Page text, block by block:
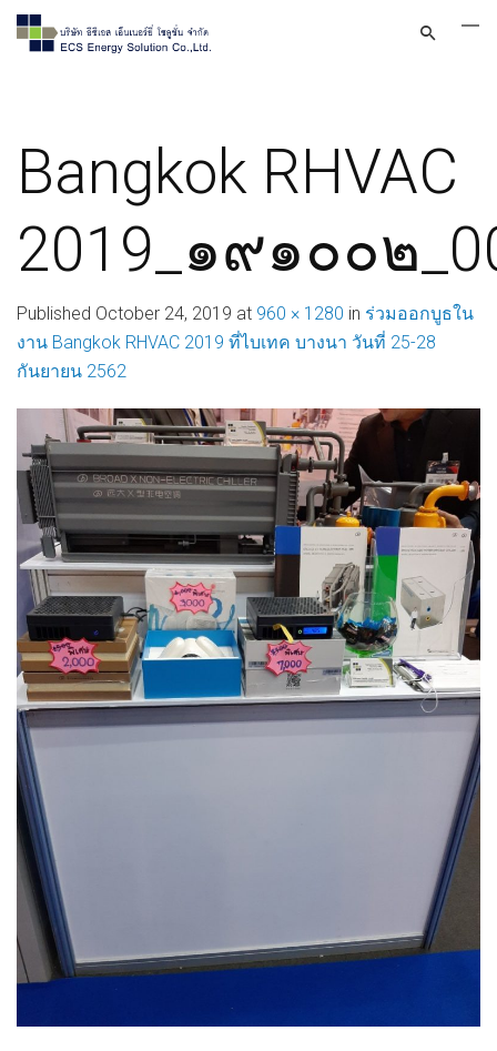
Bangkok RHVAC
2019_๑๙๑๐๐๒
Published October 24, 2019 at 960 × 1280 in ร่วมออกบูธใน
งาน Bangkok RHVAC 2019 ที่ไบเทค บางนา วันที่ 25-28
กันยายน 2562